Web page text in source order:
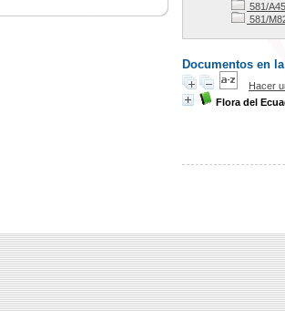
581/
581/
Documentos en
Hacer
Flora del